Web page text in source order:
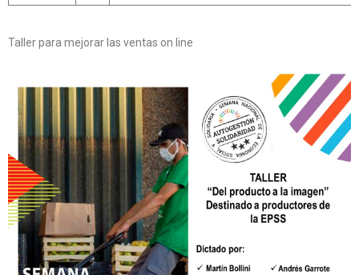
Taller para mejorar las ventas on line